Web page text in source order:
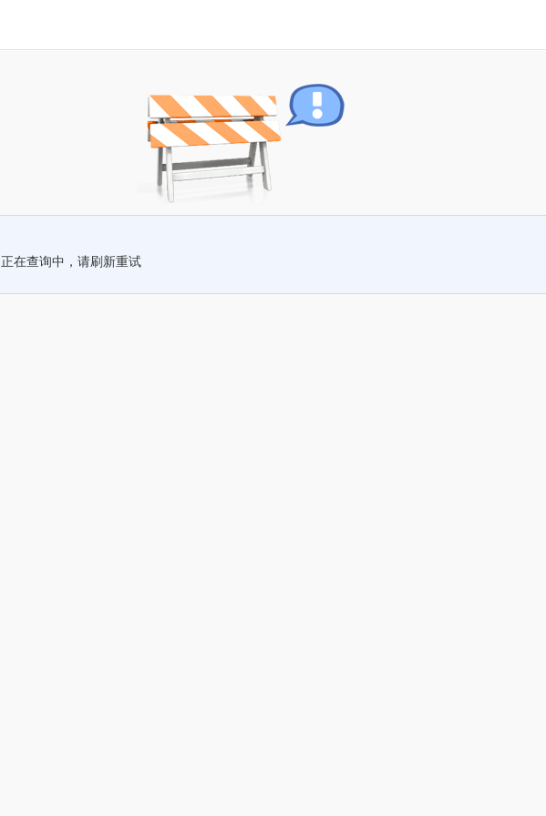
正在查询中，请刷新重试